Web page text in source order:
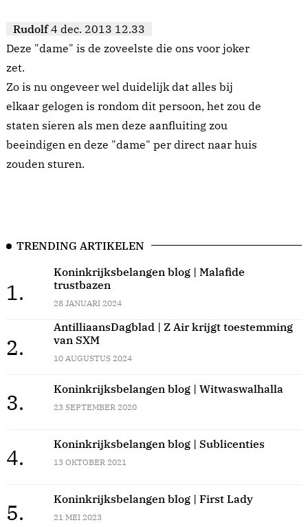
Rudolf 4 dec. 2013 12.33
Deze "dame" is de zoveelste die ons voor joker
zet.
Zo is nu ongeveer wel duidelijk dat alles bij
elkaar gelogen is rondom dit persoon, het zou de
staten sieren als men deze aanfluiting zou
beeindigen en deze "dame" per direct naar huis
zouden sturen.
TRENDING ARTIKELEN
1.
Koninkrijksbelangen blog | Malafide
trustbazen
28 JANUARI 2024
2.
AntilliaansDagblad | Z Air krijgt toestemming
van SXM
10 AUGUSTUS 2024
3.
Koninkrijksbelangen blog | Witwaswalhalla
23 SEPTEMBER 2020
4.
Koninkrijksbelangen blog | Sublicenties
13 OKTOBER 2021
5.
Koninkrijksbelangen blog | First Lady
21 MEI 2023